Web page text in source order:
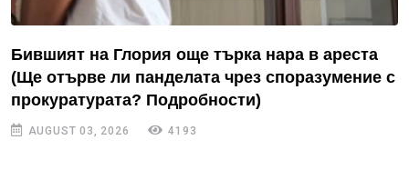
Бившият на Глория още търка нара в ареста
(Ще отърве ли панделата чрез споразумение с
прокуратурата? Подробности)
AUGUST 03, 2026 4193